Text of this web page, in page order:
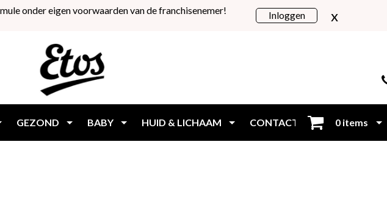
onder eigen voorwaarden van de franchisenemer!
Inloggen x
GEZOND BABY HUID & LICHAAM CONTACT Inloggen
0 items